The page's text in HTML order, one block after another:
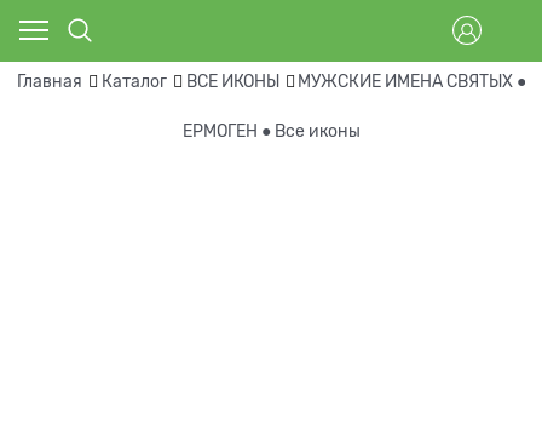
Главная Каталог ВСЕ ИКОНЫ МУЖСКИЕ ИМЕНА СВЯТЫХ ●
ЕРМОГЕН ● Все иконы